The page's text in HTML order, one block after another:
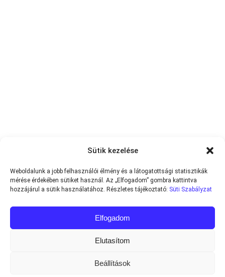
Sütik kezelése
Weboldalunk a jobb felhasználói élmény és a látogatottsági statisztikák
mérése érdekében sütiket használ. Az „Elfogadom” gombra kattintva
hozzájárul a sütik használatához. Részletes tájékoztató: Süti Szabályzat
Elfogadom
Elutasítom
Beállítások
Minden jog fenntartva © 2013-2026Teniszvilag.com